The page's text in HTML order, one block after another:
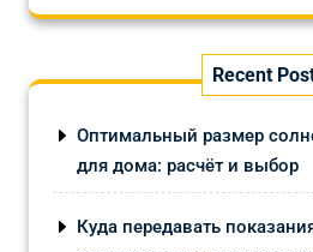
Recent
Оптимальный размер
для дома: расчёт и выбор
Куда передавать